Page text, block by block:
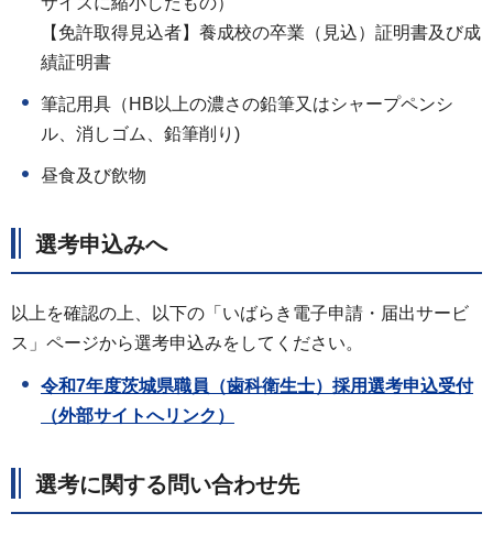
【免許取得見込者】養成校の卒業（見込）証明書及び成
績証明書
筆記用具（HB以上の濃さの鉛筆又はシャープペンシ
ル、消しゴム、鉛筆削り)
昼食及び飲物
選考申込みへ
以上を確認の上、以下の「いばらき電子申請・届出サービ
ス」ページから選考申込みをしてください。
令和7年度茨城県職員（歯科衛生士）採用選考申込受付
（外部サイトへリンク）
選考に関する問い合わせ先